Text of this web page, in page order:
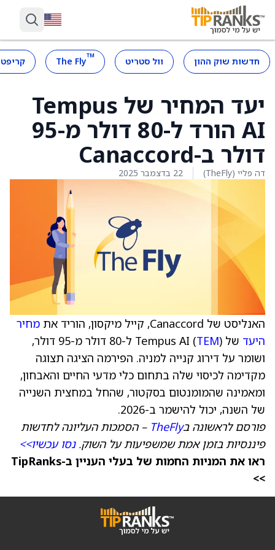
חדשות שוק ההון וול סטריט ™
The Fly
יעד המחיר של Tempus
AI הורד ל-80 דולר מ-95
דולר ב-Canaccord
דה פליי (TheFly) 22 בדצמבר 2025
האנליסט של Canaccord, קייל מיקסון, הוריד את
מחיר
היעד של Tempus AI ( TEM
) ל-80 דולר מ-95 דולר,
ושומר על דירוג קנייה למניה. הפירמה הציגה תצוגה
מקדימה לכיסוי שלה בתחום כלי מדעי החיים והאבחון,
ומאמינה שהמומנטום בסקטור, שהחל במחצית השנייה
של השנה, יכול להישמר ב-2026.
פורסם לראשונה בTheFly – הסמכות העליונה לחדשות
פיננסיות בזמן אמת שמשפיעות על השוק.נסו עכשיו>>
ראו את המניות החמות של בעלי העניין ב-TipRanks
>>